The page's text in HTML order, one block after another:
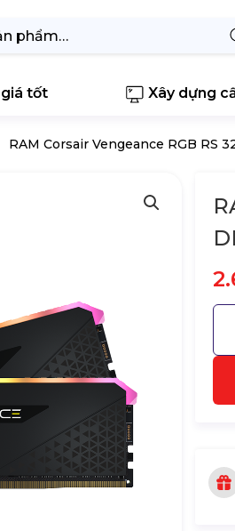
tốt Xây dựng
RAM Corsair Vengeance RGB RS